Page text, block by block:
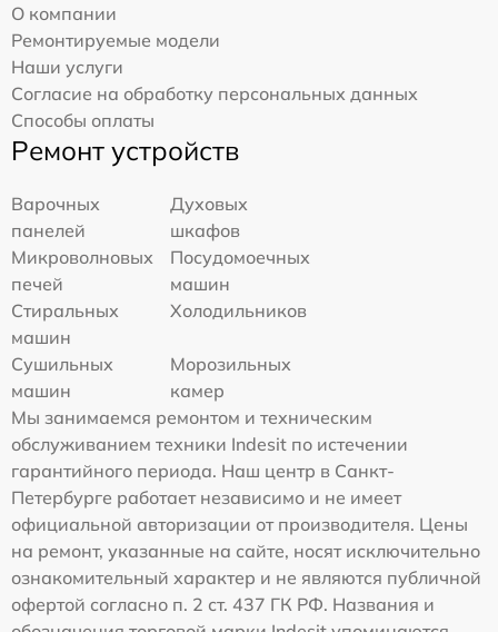
О компании
Ремонтируемые модели
Наши услуги
Согласие на обработку персональных данных
Способы оплаты
Ремонт устройств
Варочных
панелей
Духовых
шкафов
Микроволновых
печей
Посудомоечных
машин
Стиральных
машин
Холодильников
Сушильных
машин
Морозильных
камер
Мы занимаемся ремонтом и техническим
обслуживанием техники Indesit по истечении
гарантийного периода. Наш центр в Санкт-
Петербурге работает независимо и не имеет
официальной авторизации от производителя. Цены
на ремонт, указанные на сайте, носят исключительно
ознакомительный характер и не являются публичной
офертой согласно п. 2 ст. 437 ГК РФ. Названия и